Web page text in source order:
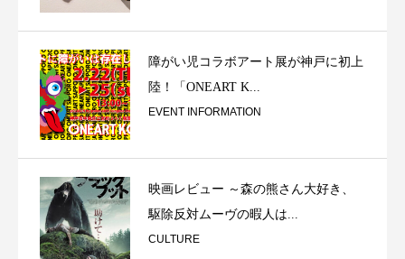
障がい児コラボアート展が神戸に初上
陸！「ONEART K...
EVENT INFORMATION
映画レビュー ～森の熊さん大好き、
駆除反対ムーヴの暇人は...
CULTURE